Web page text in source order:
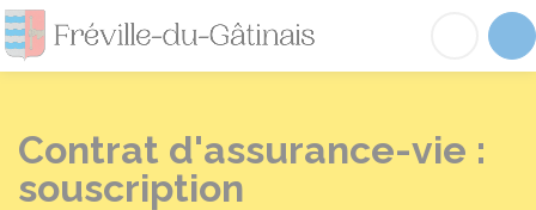
Fréville-du-
Contrat d'assurance-vie :
souscription